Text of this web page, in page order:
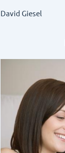
David Giesel